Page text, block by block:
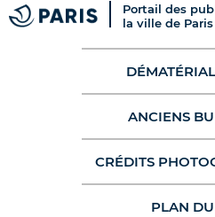
Portail des
la ville de Paris
ANCIENS
CRÉDITS
PLAN